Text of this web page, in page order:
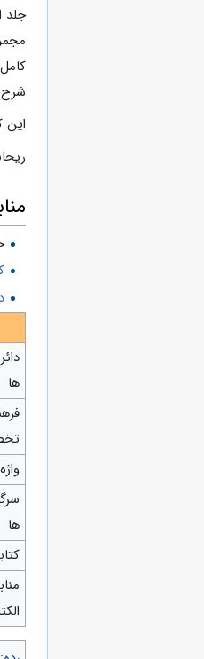
شرح
این
ها
ها